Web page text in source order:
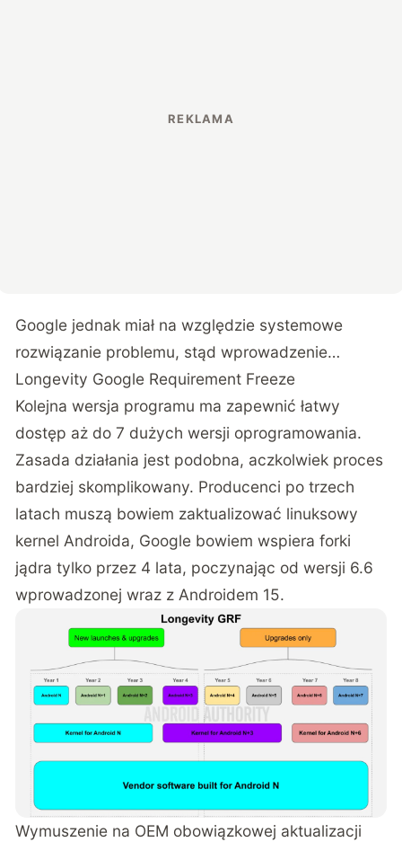
Google jednak miał na względzie systemowe
rozwiązanie problemu, stąd wprowadzenie…
Longevity Google Requirement Freeze
Kolejna wersja programu ma zapewnić łatwy
dostęp aż do 7 dużych wersji oprogramowania.
Zasada działania jest podobna, aczkolwiek proces
bardziej skomplikowany. Producenci po trzech
latach muszą bowiem zaktualizować linuksowy
kernel Androida, Google bowiem wspiera forki
jądra tylko przez 4 lata, poczynając od wersji 6.6
wprowadzonej wraz z Androidem 15.
Wymuszenie na OEM obowiązkowej aktualizacji